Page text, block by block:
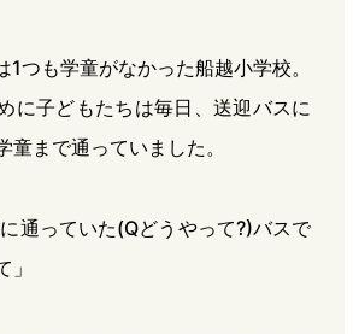
つも学童がなかった船越小学校。
に子どもたちは毎日、送迎バスに
まで通っていました。
通っていた(Qどうやって?)バスで